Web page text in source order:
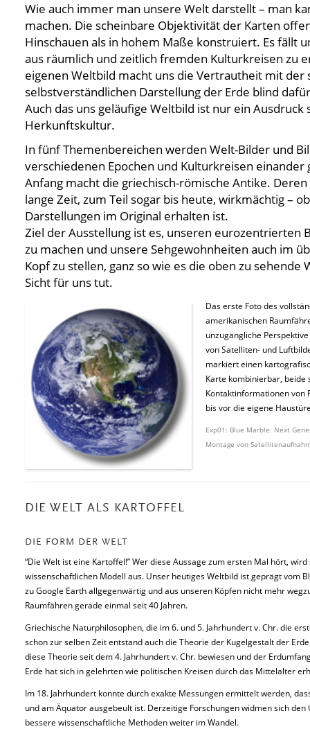
Wie auch immer man unsere Welt darstellt – man
machen. Die scheinbare Objektivität der Karten
Hinschauen als in hohem Maße konstruiert. Es fällt
aus räumlich und zeitlich fremden Kulturkreisen zu
eigenen Weltbild macht uns die Vertrautheit mit der
selbstverständlichen Darstellung der Erde blind
Auch das uns geläufige Weltbild ist nur ein
Herkunftskultur.
In fünf Themenbereichen werden Welt-Bilder und
verschiedenen Epochen und Kulturkreisen
Anfang macht die griechisch-römische Antike.
lange Zeit, zum Teil sogar bis heute, wirkmächtig –
Darstellungen im Original erhalten ist.
Ziel der Ausstellung ist es, unseren eurozentrierten
zu machen und unsere Sehgewohnheiten auch im
Kopf zu stellen, ganz so wie es die oben zu sehende
Sicht für uns tut.
Das erste Foto des
amerikanischen
unzugängliche
von Satelliten- und
markiert einen
Karte kombinierbar, beide
Kontaktinformationen von
bis vor die eigene
Exp01: Blue Marble: Next
Montage von
DIE WELT ALS KARTOFFEL
DIE FORM DER WELT
“Die Welt ist eine Kartoffel!” Wer diese Aussage zum ersten Mal hört,
wissenschaftlichen Modell aus. Unser heutiges Weltbild ist geprägt vom
zu Google Earth allgegenwärtig und aus unseren Köpfen nicht mehr
Raumfähren gerade einmal seit 40 Jahren.
Griechische Naturphilosophen, die im 6. und 5. Jahrhundert v. Chr. die
schon zur selben Zeit entstand auch die Theorie der Kugelgestalt der
diese Theorie seit dem 4. Jahrhundert v. Chr. bewiesen und der
Erde hat sich in gelehrten wie politischen Kreisen durch das Mittelalter
Im 18. Jahrhundert konnte durch exakte Messungen ermittelt werden,
und am Äquator ausgebeult ist. Derzeitige Forschungen widmen sich
bessere wissenschaftliche Methoden weiter im Wandel.